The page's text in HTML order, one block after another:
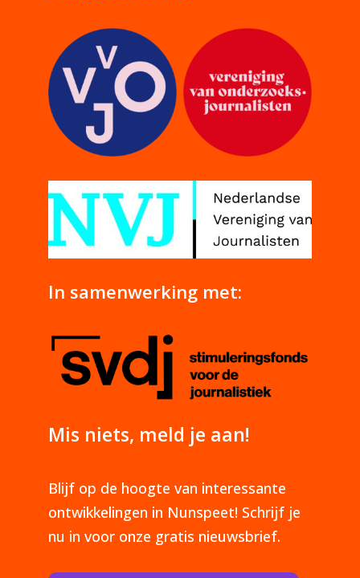
In samenwerking met:
Mis niets, meld je aan!
Blijf op de hoogte van interessante
ontwikkelingen in Nunspeet! Schrijf je
nu in voor onze gratis nieuwsbrief.